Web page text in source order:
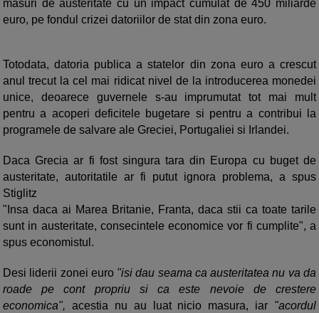
masuri de austeritate cu un impact cumulat de 450 miliarde
euro, pe fondul crizei datoriilor de stat din zona euro.
Totodata, datoria publica a statelor din zona euro a crescut
anul trecut la cel mai ridicat nivel de la introducerea monedei
unice, deoarece guvernele s-au imprumutat tot mai mult
pentru a acoperi deficitele bugetare si pentru a contribui la
programele de salvare ale Greciei, Portugaliei si Irlandei.
Daca Grecia ar fi fost singura tara din Europa cu buget de
austeritate, autoritatile ar fi putut ignora problema, a spus
Stiglitz
"Insa daca ai Marea Britanie, Franta, daca stii ca toate tarile
sunt in austeritate, consecintele economice vor fi cumplite", a
spus economistul.
Desi liderii zonei euro "isi dau seama ca austeritatea nu va da
roade pe cont propriu si ca este nevoie de crestere
economica", acestia nu au luat nicio masura, iar "acordul